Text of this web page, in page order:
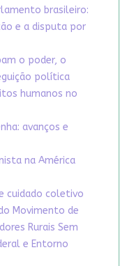
brasileiro:
e a disputa por
o poder, o
política
humanos no
avanços e
na América
cuidado coletivo
Movimento de
Rurais Sem
e Entorno